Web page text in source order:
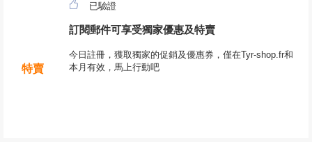
特賣
已驗證
訂閱郵件可享受獨家優惠及特賣
今日註冊，獲取獨家的促銷及優惠券，僅在Tyr-shop.fr和
本月有效，馬上行動吧